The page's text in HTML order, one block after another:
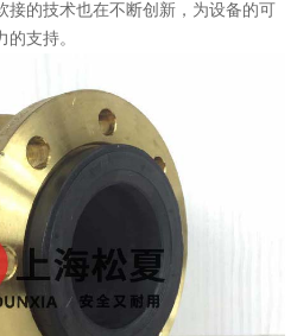
接的技术也在不断创新，为设备的可
支持。